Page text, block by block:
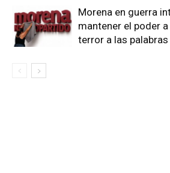
Morena en guerra
mantener el poder
terror a las palabras